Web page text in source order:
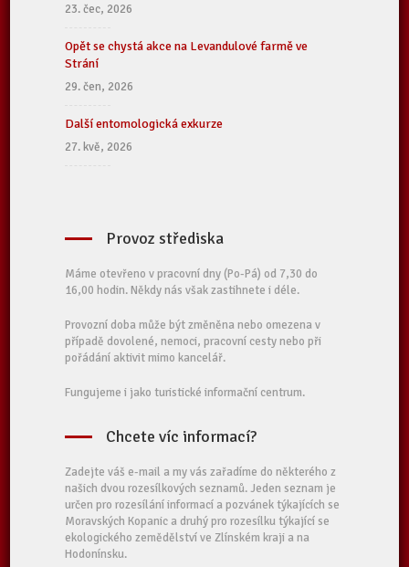
23. čec, 2026
Opět se chystá akce na Levandulové farmě ve
Strání
29. čen, 2026
Další entomologická exkurze
27. kvě, 2026
Provoz střediska
Máme otevřeno v pracovní dny (Po-Pá) od 7,30 do
16,00 hodin. Někdy nás však zastihnete i déle.
Provozní doba může být změněna nebo omezena v
případě dovolené, nemoci, pracovní cesty nebo při
pořádání aktivit mimo kancelář.
Fungujeme i jako turistické informační centrum.
Chcete víc informací?
Zadejte váš e-mail a my vás zařadíme do některého z
našich dvou rozesílkových seznamů. Jeden seznam je
určen pro rozesílání informací a pozvánek týkajících se
Moravských Kopanic a druhý pro rozesílku týkající se
ekologického zemědělství ve Zlínském kraji a na
Hodonínsku.